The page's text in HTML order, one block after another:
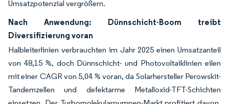
Umsatzpotenzial vergrößern.
Nach Anwendung: Dünnschicht-Boom treibt
Diversifizierung voran
Halbleiterlinien verbrauchten im Jahr 2025 einen Umsatzanteil
von 48,15 %, doch Dünnschicht- und Photovoltaiklinien eilen
mit einer CAGR von 5,04 % voran, da Solarhersteller Perowskit-
Tandemzellen und defektarme Metalloxid-TFT-Schichten